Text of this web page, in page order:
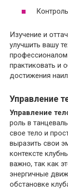
Изучение и
улучшить вашу
практиковать и
достижения
Управление
Управление
роль в
свое тело и
выразить свои
контексте
важно, так как
энергичные
обстановке